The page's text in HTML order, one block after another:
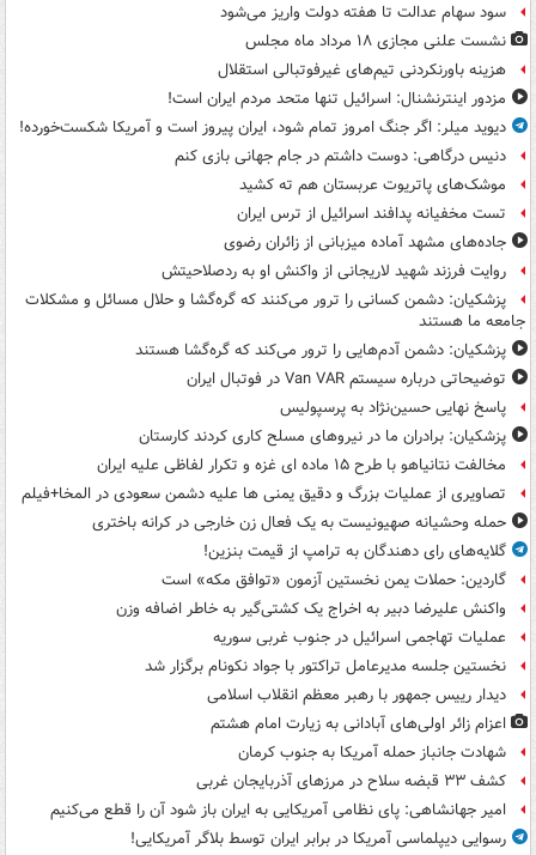
سود سهام عدالت تا هفته دولت واریز می‌شود
نشست علنی مجازی ۱۸ مرداد ماه مجلس
هزینه باورنکردنی تیم‌های غیرفوتبالی استقلال
مزدور اینترنشنال: اسرائیل تنها متحد مردم ایران است!
دیوید میلر: اگر جنگ امروز تمام شود، ایران پیروز است و آمریکا شکست‌خورده!
دنیس درگاهی: دوست داشتم در جام جهانی بازی کنم
موشک‌های پاتریوت عربستان هم ته‌ کشید
تست مخفیانه پدافند اسرائیل از ترس ایران
جاده‌های مشهد آماده میزبانی از زائران رضوی
روایت فرزند شهید لاریجانی از واکنش او به ردصلاحیتش
پزشکیان: دشمن کسانی را ترور می‌کنند که گره‌گشا و حلال مسائل و مشکلات
جامعه ما هستند
پزشکیان: دشمن آدم‌هایی را ترور می‌کند که گره‌گشا هستند
توضیحاتی درباره سیستم Van VAR در فوتبال ایران
پاسخ نهایی حسین‌نژاد به پرسپولیس
پزشکیان: برادران ما در نیروهای مسلح کاری کردند کارستان
مخالفت نتانیاهو با طرح ۱۵ ماده ای غزه و تکرار لفاظی علیه ایران
تصاویری از عملیات بزرگ و دقیق یمنی ها علیه دشمن سعودی در المخا+فیلم
حمله وحشیانه صهیونیست به یک فعال زن خارجی در کرانه باختری
گلایه‌های رای دهندگان به ترامپ از قیمت بنزین!
گاردین: حملات یمن نخستین آزمون «توافق مکه» است
واکنش علیرضا دبیر به اخراج یک کشتی‌گیر به خاطر اضافه وزن
عملیات تهاجمی اسرائیل در جنوب غربی سوریه
نخستین جلسه مدیرعامل تراکتور با جواد نکونام برگزار شد
دیدار رییس جمهور با رهبر معظم انقلاب اسلامی
اعزام زائر اولی‌های آبادانی به زیارت امام هشتم
شهادت جانباز حمله آمریکا به جنوب کرمان
کشف ۳۳ قبضه سلاح در مرزهای آذربایجان غربی
امیر جهانشاهی: پای نظامی آمریکایی به ایران باز شود آن را قطع می‌کنیم
رسوایی دیپلماسی آمریکا در برابر ایران توسط بلاگر آمریکایی!